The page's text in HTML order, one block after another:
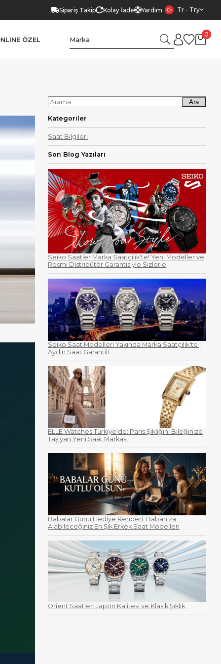
Sipariş Takip Kolay İade Yardım Tr - Try
ÖZEL
0
Ara
Kategoriler
Saat Bilgileri
Son Blog Yazıları
Seiko Saatler Marka Saatçilik'te! Yeni Modeller ve
Resmi Distribütör Garantisiyle Sizlerle
Seiko Saat Modelleri Yakında Marka Saatçilik'te |
Aydın Saat Garantili
ELLE Watches Türkiye'de: Paris Şıklığını Bileğinize
Taşıyan Yeni Saat Markası
Babalar Günü Hediye Rehberi: Babanıza
Alabileceğiniz En Şık Erkek Saat Modelleri
Orient Saatler: Japon Kalitesi ve Klasik Şıklık